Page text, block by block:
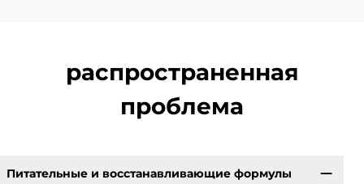
распространенная
проблема
Питательные и восстанавливающие формулы